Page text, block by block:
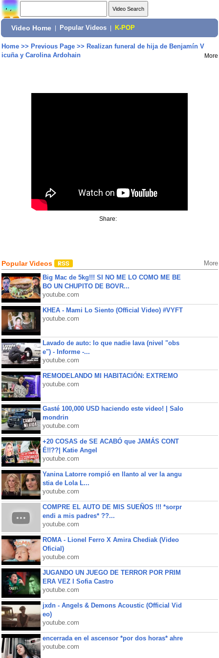
Video Home Popular Videos K-POP
Home>> Previous Page>> Realizan funeral de hija de Benjamín V
icuña y Carolina Ardohain
More
Share:
Popular Videos More
Big Mac de 5kg!!! SI NO ME LO COMO ME BE
BO UN CHUPITO DE BOVR...
youtube.com
KHEA - Mami Lo Siento (Official Video) #VYFT
youtube.com
Lavado de auto: lo que nadie lava (nivel "obs
e") - Informe -...
youtube.com
REMODELANDO MI HABITACIÓN: EXTREMO
youtube.com
Gasté 100,000 USD haciendo este video! | Salo
mondrin
youtube.com
+20 COSAS de SE ACABÓ que JAMÁS CONT
É!!??| Katie Angel
youtube.com
Yanina Latorre rompió en llanto al ver la angu
stia de Lola L...
youtube.com
COMPRE EL AUTO DE MIS SUEÑOS !!! *sorpr
endi a mis padres* ??...
youtube.com
ROMA - Lionel Ferro X Amira Chediak (Video
Oficial)
youtube.com
JUGANDO UN JUEGO DE TERROR POR PRIM
ERA VEZ l Sofia Castro
youtube.com
jxdn - Angels & Demons Acoustic (Official Vid
eo)
youtube.com
encerrada en el ascensor *por dos horas* ahre
youtube.com